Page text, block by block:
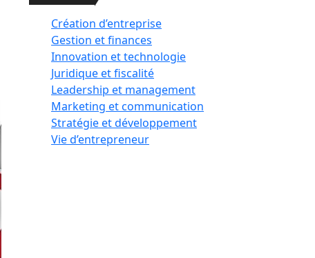
Création d’entreprise
Gestion et finances
Innovation et technologie
Juridique et fiscalité
Leadership et management
Marketing et communication
Stratégie et développement
Vie d’entrepreneur